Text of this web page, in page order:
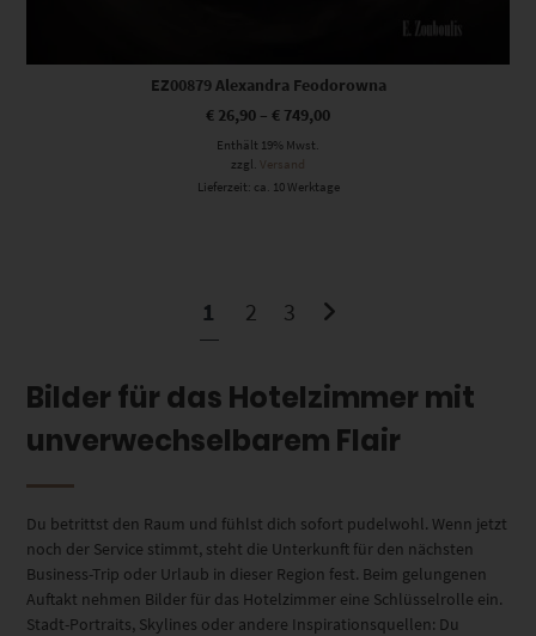
EZ00879 Alexandra Feodorowna
€ 26,90 – € 749,00
Enthält 19% Mwst.
zzgl. Versand
Lieferzeit: ca. 10 Werktage
1 2 3
Bilder für das Hotelzimmer mit
unverwechselbarem Flair
Du betrittst den Raum und fühlst dich sofort pudelwohl. Wenn jetzt
noch der Service stimmt, steht die Unterkunft für den nächsten
Business-Trip oder Urlaub in dieser Region fest. Beim gelungenen
Auftakt nehmen Bilder für das Hotelzimmer eine Schlüsselrolle ein.
Stadt-Portraits, Skylines oder andere Inspirationsquellen: Du